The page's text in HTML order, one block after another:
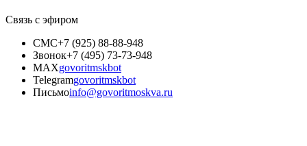
Связь с эфиром
СМС+7 (925) 88-88-948
Звонок+7 (495) 73-73-948
MAXgovoritmskbot
Telegramgovoritmskbot
Письмоinfo@govoritmoskva.ru